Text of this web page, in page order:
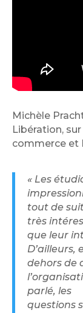
Michèle
Libération,
commerce et
« Les
tout de
très
que leur
D’ailleurs,
dehors de
parlé, les
questions